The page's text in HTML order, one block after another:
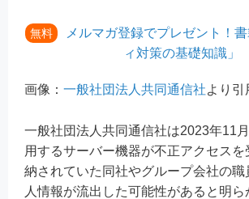
無料
メルマガ登録でプレゼント！
ィ対策の基礎知識」
画像： 一般社団法人共同通信社より引
一般社団法人共同通信社は2023年11
用するサーバー機器が不正アクセス
納されていた同社やグループ会社の職
人情報が流出した可能性があると明ら